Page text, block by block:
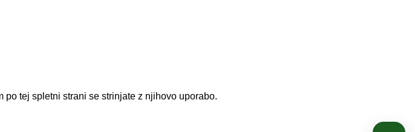
tej spletni strani se strinjate z njihovo uporabo.